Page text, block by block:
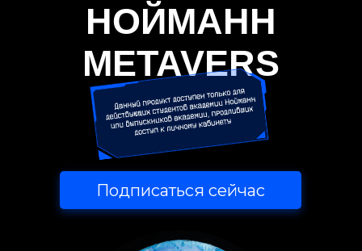
НОЙМАНН
METAVERS
Подписаться сейчас